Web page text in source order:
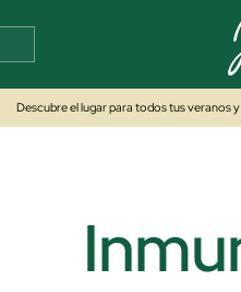
Descubre el lugar para todos tus veranos